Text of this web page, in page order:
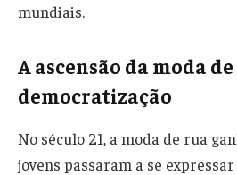
mundiais.
A ascensão da moda
democratização
No século 21, a moda de rua
jovens passaram a se